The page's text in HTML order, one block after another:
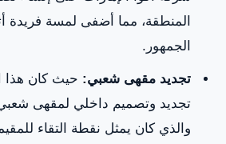
المنطقة، مما أضفى لمسة فريدة
الجمهور.
تجديد مقهى شعبي: حيث كان هذا
تجديد وتصميم داخلي لمقهى
والذي كان يمثل نقطة التقاء